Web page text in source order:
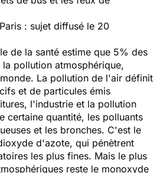
: sujet diffusé le 20
de la santé estime que 5% des
la pollution atmosphérique,
La pollution de l'air définit
et de particules émis
l'industrie et la pollution
certaine quantité, les polluants
et les bronches. C'est le
d'azote, qui pénètrent
les plus fines. Mais le plus
reste le monoxyde